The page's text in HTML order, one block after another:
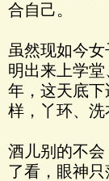
合自己。
虽然现如今
明出来上学
年，这天底
样，丫环、
酒儿别的不
了看，眼神只